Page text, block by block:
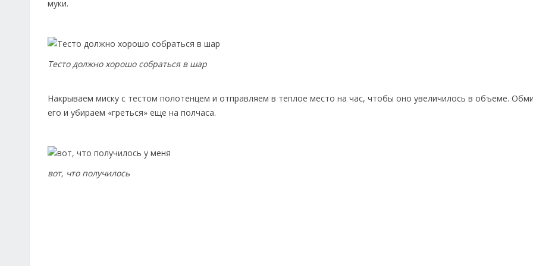
муки.
Тесто должно хорошо собраться в шар
Накрываем миску с тестом полотенцем и отправляем в теплое место на час, чтобы оно увеличилось в объеме.
его и убираем «греться» еще на полчаса.
вот, что получилось